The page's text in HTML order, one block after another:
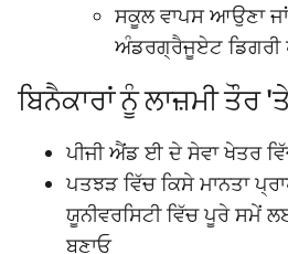
ਸਕੂਲ ਵਾਪਸ ਆਉਣਾ ਜਾਂ
ਅੰਡਰਗ੍ਰੈਜੂਏਟ ਡਿਗਰੀ
ਬਿਨੈਕਾਰਾਂ ਨੂੰ ਲਾਜ਼ਮੀ ਤੌਰ
ਪੀਜੀ ਐਂਡ ਈ ਦੇ ਸੇਵਾ ਖੇਤਰ
ਪਤਝੜ ਵਿੱਚ ਕਿਸੇ ਮਾਨਤਾ
ਯੂਨੀਵਰਸਿਟੀ ਵਿੱਚ ਪੂਰੇ ਸਮੇਂ
ਬਣਾਓ